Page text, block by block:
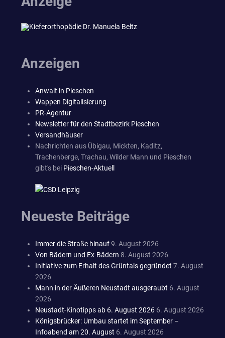
Anzeigen
Anwalt in Pieschen
Wappen Digitalisierung
PR-Agentur
Newsletter für den Stadtbezirk Pieschen
Versandhäuser
Nachrichten aus Übigau, Mickten, Kaditz,
Trachenberge, Trachau, Wilder Mann und Pieschen
gibt's bei Pieschen-Aktuell
Neueste Beiträge
Immer die Straße hinauf9. August 2026
Von Bädern und Ex-Bädern 8. August 2026
Initiative zum Erhalt des Grüntals gegründet 7. August
2026
Mann in der Äußeren Neustadt ausgeraubt 6. August
2026
Neustadt-Kinotipps ab 6. August 2026 6. August 2026
Königsbrücker: Umbau startet im September –
Infoabend am 20. August 6. August 2026